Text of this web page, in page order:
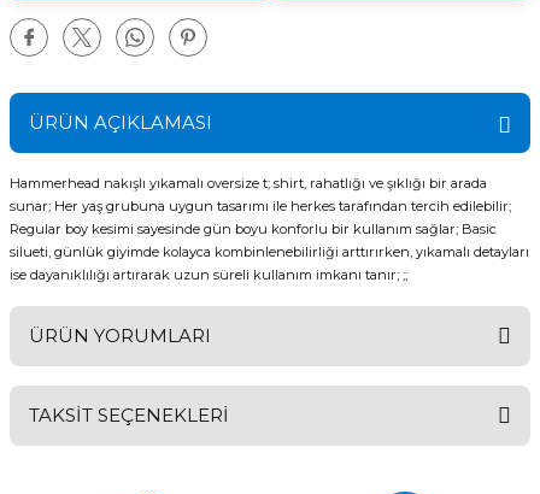
ÜRÜN AÇIKLAMASI
Hammerhead nakışlı yıkamalı oversize t; shirt, rahatlığı ve şıklığı bir arada
sunar; Her yaş grubuna uygun tasarımı ile herkes tarafından tercih edilebilir;
Regular boy kesimi sayesinde gün boyu konforlu bir kullanım sağlar; Basic
silueti, günlük giyimde kolayca kombinlenebilirliği arttırırken, yıkamalı detayları
ise dayanıklılığı artırarak uzun süreli kullanım imkanı tanır; ;;
ÜRÜN YORUMLARI
TAKSİT SEÇENEKLERİ